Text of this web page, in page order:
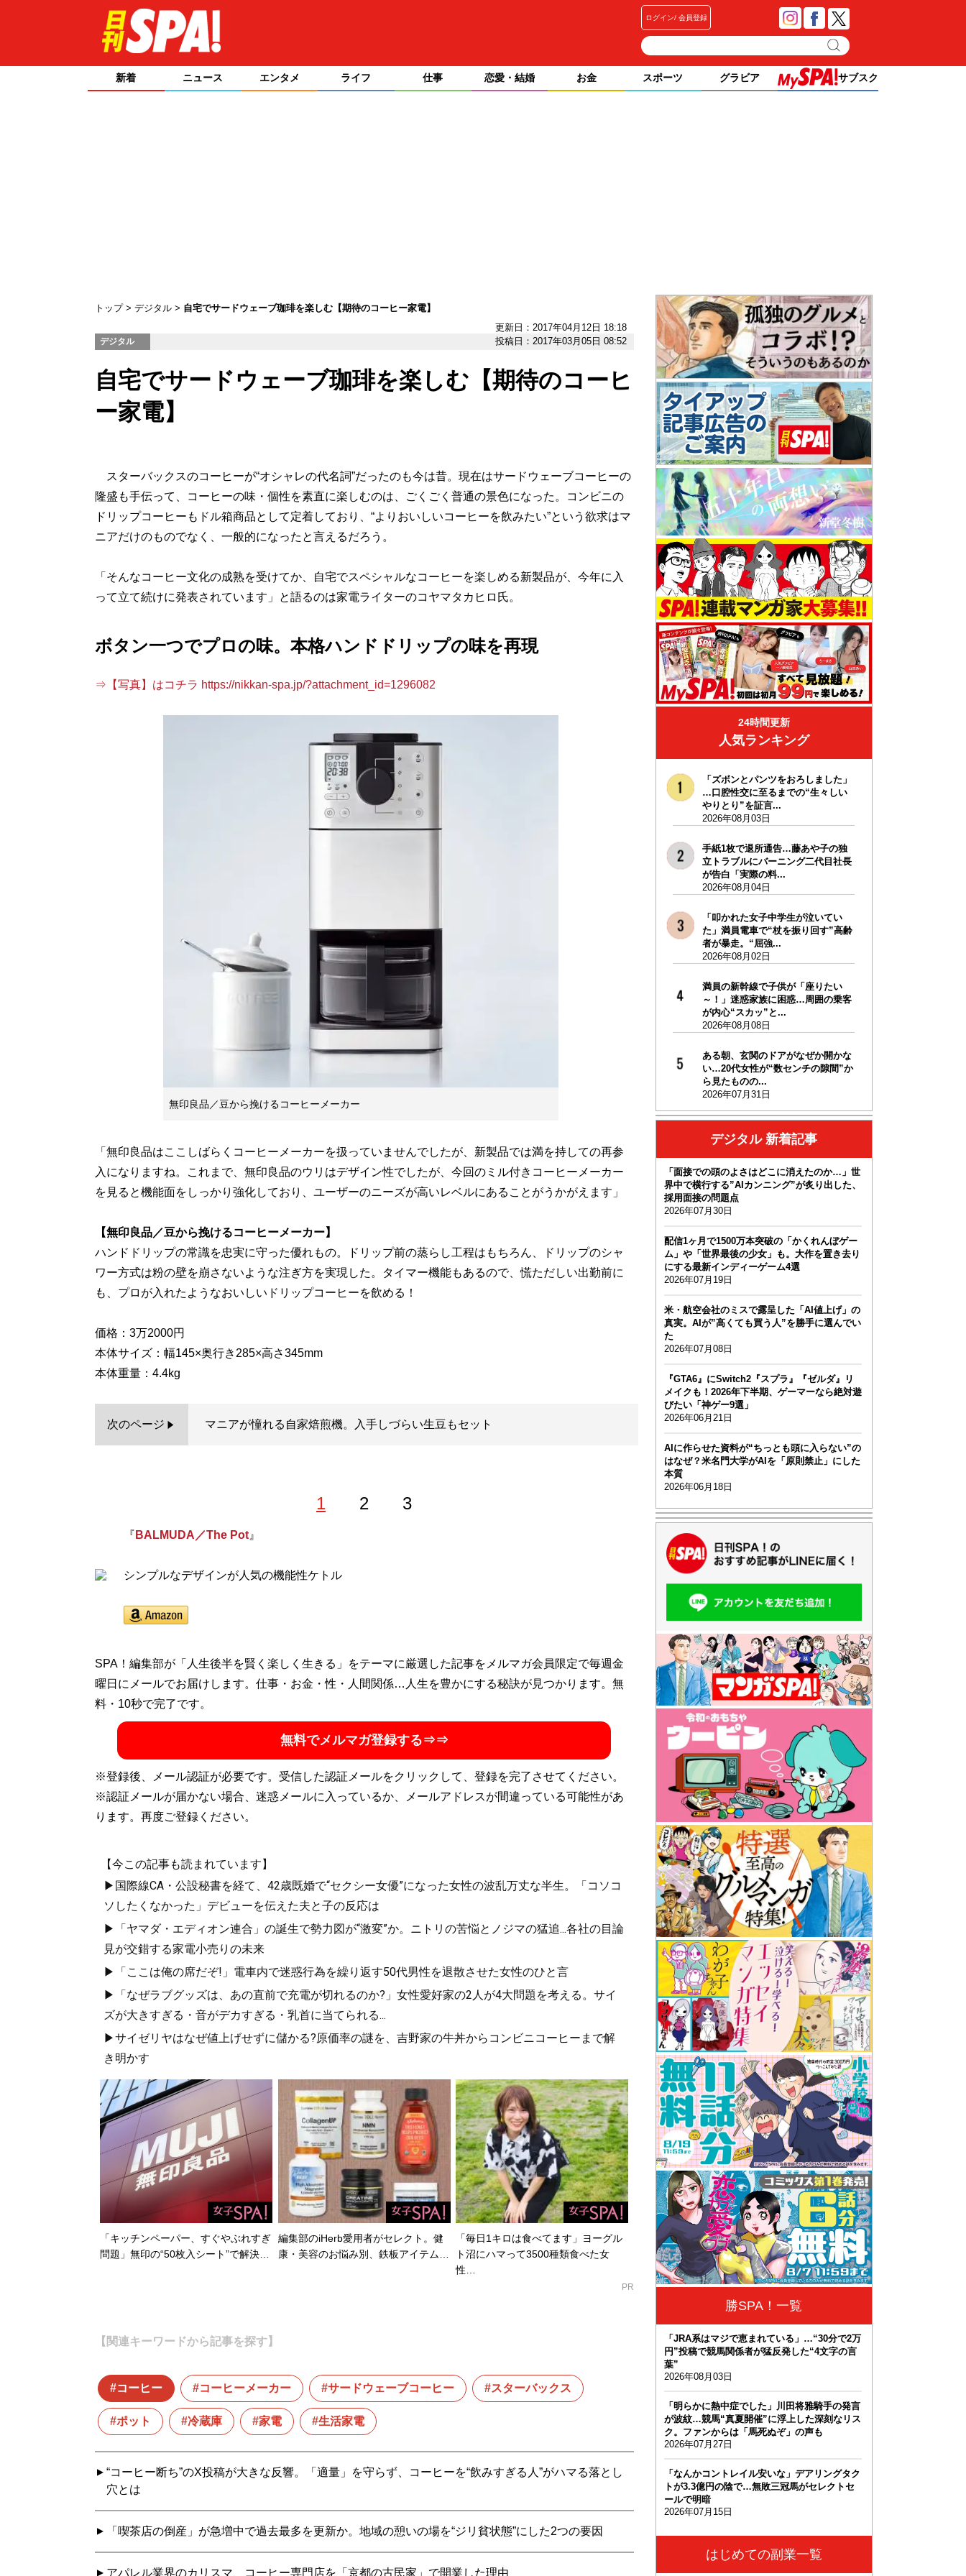
ログイン 会員登録
新着 ニュース エンタメ ライフ 仕事 恋愛・結婚 お金 スポーツ グラビア サブスク
トップ デジタル
自宅でサードウェーブ珈琲を楽しむ【期待のコーヒー家電】
更新日：2017年04月12日 18:18
デジタル 投稿日：2017年03月05日 08:52
自宅でサードウェーブ珈琲を楽しむ【期待のコーヒ
ー家電】
スターバックスのコーヒーが“オシャレの代名詞”だったのも今は昔。現在はサードウェーブコーヒーの
隆盛も手伝って、コーヒーの味・個性を素直に楽しむのは、ごくごく普通の景色になった。コンビニの
ドリップコーヒーもドル箱商品として定着しており、“よりおいしいコーヒーを飲みたい”という欲求はマ
ニアだけのものでなく、一般的になったと言えるだろう。
「そんなコーヒー文化の成熟を受けてか、自宅でスペシャルなコーヒーを楽しめる新製品が、今年に入
って立て続けに発表されています」と語るのは家電ライターのコヤマタカヒロ氏。
ボタン一つでプロの味。本格ハンドドリップの味を再現
⇒【写真】はコチラ https://nikkan-spa.jp/?attachment_id=1296082
無印良品／豆から挽けるコーヒーメーカー
「無印良品はここしばらくコーヒーメーカーを扱っていませんでしたが、新製品では満を持しての再参
入になりますね。これまで、無印良品のウリはデザイン性でしたが、今回のミル付きコーヒーメーカー
を見ると機能面をしっかり強化しており、ユーザーのニーズが高いレベルにあることがうかがえます」
【無印良品／豆から挽けるコーヒーメーカー】
ハンドドリップの常識を忠実に守った優れもの。ドリップ前の蒸らし工程はもちろん、ドリップのシャ
ワー方式は粉の壁を崩さないような注ぎ方を実現した。タイマー機能もあるので、慌ただしい出勤前に
も、プロが入れたようなおいしいドリップコーヒーを飲める！
価格：3万2000円
本体サイズ：幅145×奥行き285×高さ345mm
本体重量：4.4kg
次のページ マニアが憧れる自家焙煎機。入手しづらい生豆もセット
1 2 3
『 BALMUDA／The Pot』
シンプルなデザインが人気の機能性ケトル
SPA！編集部が「人生後半を賢く楽しく生きる」をテーマに厳選した記事をメルマガ会員限定で毎週金
曜日にメールでお届けします。仕事・お金・性・人間関係…人生を豊かにする秘訣が見つかります。無
料・10秒で完了です。
無料でメルマガ登録する⇒⇒
※登録後、メール認証が必要です。受信した認証メールをクリックして、登録を完了させてください。
※認証メールが届かない場合、迷惑メールに入っているか、メールアドレスが間違っている可能性があ
ります。再度ご登録ください。
【今この記事も読まれています】
▶国際線CA・公設秘書を経て、42歳既婚で“セクシー女優”になった女性の波乱万丈な半生。「コソコ
ソしたくなかった」デビューを伝えた夫と子の反応は
▶「ヤマダ・エディオン連合」の誕生で勢力図が“激変”か。ニトリの苦悩とノジマの猛追...各社の目論
見が交錯する家電小売りの未来
▶「ここは俺の席だぞ!」電車内で迷惑行為を繰り返す50代男性を退散させた女性のひと言
▶「なぜラブグッズは、あの直前で充電が切れるのか?」女性愛好家の2人が4大問題を考える。サイ
ズが大きすぎる・音がデカすぎる・乳首に当てられる...
▶サイゼリヤはなぜ値上げせずに儲かる?原価率の謎を、吉野家の牛丼からコンビニコーヒーまで解
き明かす
「キッチンペーパー、すぐやぶれすぎ
問題」無印の“50枚入シート”で解決…
編集部のiHerb愛用者がセレクト。健
康・美容のお悩み別、鉄板アイテム…
「毎日1キロは食べてます」ヨーグル
ト沼にハマって3500種類食べた女
性…
PR
【関連キーワードから記事を探す】
コーヒー コーヒーメーカー サードウェーブコーヒー スターバックス
ポット 冷蔵庫 家電 生活家電
“コーヒー断ち”のX投稿が大きな反響。「適量」を守らず、コーヒーを“飲みすぎる人”がハマる落とし
穴とは
「喫茶店の倒産」が急増中で過去最多を更新か。地域の憩いの場を“ジリ貧状態”にした2つの要因
アパレル業界のカリスマ、コーヒー専門店を「京都の古民家」で開業した理由
24時間更新
人気ランキング
「ズボンとパンツをおろしました」
…口腔性交に至るまでの“生々しい
やりとり”を証言...
2026年08月03日
手紙1枚で退所通告…藤あや子の独
立トラブルにバーニング二代目社長
が告白「実際の料...
2026年08月04日
「叩かれた女子中学生が泣いてい
た」満員電車で“杖を振り回す”高齢
者が暴走。“屈強...
2026年08月02日
満員の新幹線で子供が「座りたい
～！」迷惑家族に困惑…周囲の乗客
が内心“スカッ”と...
2026年08月08日
ある朝、玄関のドアがなぜか開かな
い…20代女性が“数センチの隙間”か
ら見たものの...
2026年07月31日
デジタル 新着記事
「面接での頭のよさはどこに消えたのか…」世
界中で横行する”AIカンニング”が炙り出した、
採用面接の問題点
2026年07月30日
配信1ヶ月で1500万本突破の「かくれんぼゲー
ム」や「世界最後の少女」も。大作を置き去り
にする最新インディーゲーム4選
2026年07月19日
米・航空会社のミスで露呈した「AI値上げ」の
真実。AIが”高くても買う人”を勝手に選んでい
た
2026年07月08日
『GTA6』にSwitch2『スプラ』『ゼルダ』リ
メイクも！2026年下半期、ゲーマーなら絶対遊
びたい「神ゲー9選」
2026年06月21日
AIに作らせた資料が“ちっとも頭に入らない”の
はなぜ？米名門大学がAIを「原則禁止」にした
本質
2026年06月18日
勝SPA！一覧
「JRA系はマジで恵まれている」…“30分で2万
円”投稿で競馬関係者が猛反発した“4文字の言
葉”
2026年08月03日
「明らかに熱中症でした」川田将雅騎手の発言
が波紋…競馬“真夏開催”に浮上した深刻なリス
ク。ファンからは「馬死ぬぞ」の声も
2026年07月27日
「なんかコントレイル安いな」デアリングタク
トが3.3億円の陰で…無敗三冠馬がセレクトセ
ールで明暗
2026年07月15日
はじめての副業一覧